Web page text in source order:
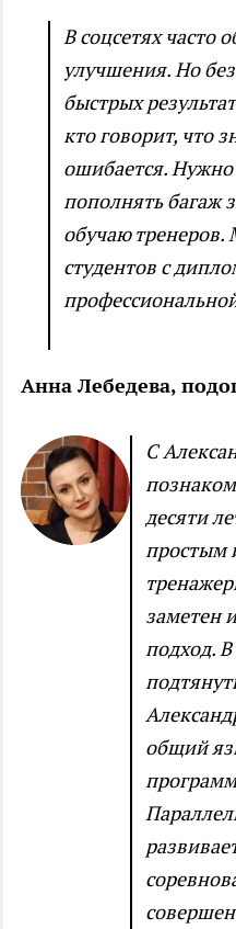
В соцсетях часто
улучшения. Но
быстрых
кто говорит, что
ошибается.
пополнять багаж
обучаю
студентов с
Анна Лебедева,
С
десяти
простым
заметен
подход.
общий